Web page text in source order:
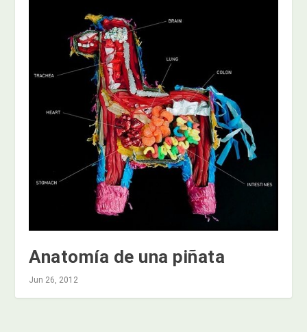
Anatomía de una piñata
Jun 26, 2012